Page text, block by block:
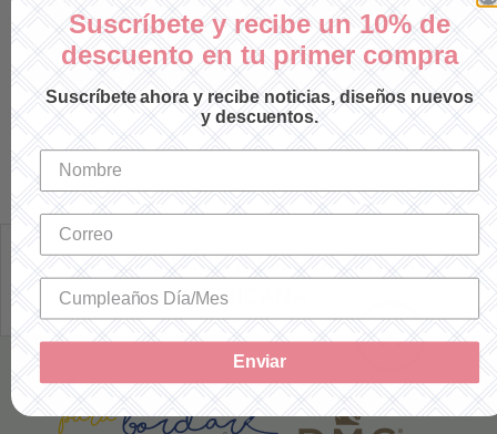
abuela …
Leer más
SOLO ENVÍOS A LA REPÚBLICA
MEXICANA
Suscríbete y recibe un 10% de
descuento en tu primer compra
Suscríbete ahora y recibe noticias, diseños nuevos
y descuentos.
Enviar